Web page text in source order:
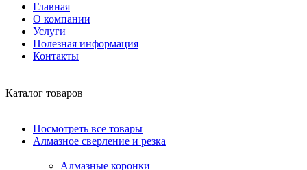
Главная
О компании
Услуги
Полезная информация
Контакты
Каталог товаров
Посмотреть все товары
Алмазное сверление и резка
Алмазные коронки